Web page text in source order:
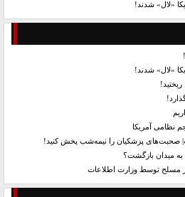
«لال» شدند!
«لال» شدند!
نظامی آمریکا
پزشکیان را نیمه‌شب پخش کنید!
به میدان بازگشت؟